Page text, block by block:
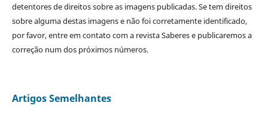
detentores de direitos sobre as imagens publicadas. Se tem direitos
sobre alguma destas imagens e não foi corretamente identificado,
por favor, entre em contato com a revista Saberes e publicaremos a
correção num dos próximos números.
Artigos Semelhantes